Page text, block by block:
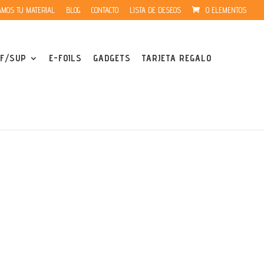
TU MATERIAL BLOG CONTACTO LISTA DE DESEOS 0 ELEMENTOS
SUP E-FOILS GADGETS TARJETA REGALO